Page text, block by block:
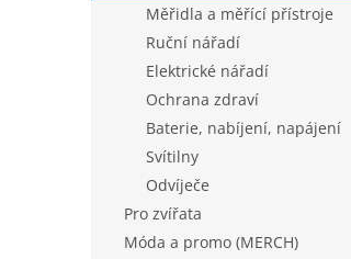
Měřidla a měřící přístroje
Ruční nářadí
Elektrické nářadí
Ochrana zdraví
Baterie, nabíjení, napájení
Svítilny
Odvíječe
Pro zvířata
Móda a promo (MERCH)